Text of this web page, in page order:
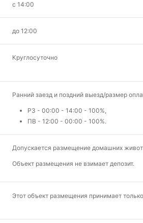
с 14:00
до 12:00
Круглосуточно
Ранний заезд и поздний выезд/размер
РЗ - 00:00 - 14:00 - 100%,
ПВ - 12:00 - 00:00 - 100%.
Допускается размещение домашних
Объект размещения не взимает депозит.
Этот объект размещения принимает